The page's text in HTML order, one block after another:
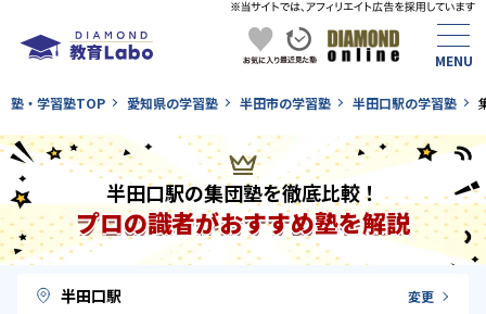
塾・学習塾TOP 愛知県の学習塾 半田市の学習塾 半田口駅の学習塾
半田口駅の集団塾を徹底比較！
プロの識者がおすすめ塾を解説
半田口駅 変更